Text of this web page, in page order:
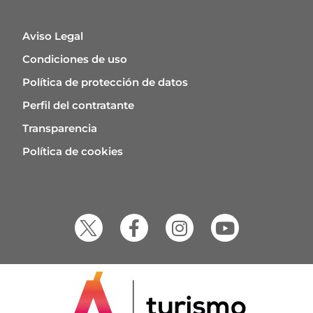
Aviso Legal
Condiciones de uso
Política de protección de datos
Perfil del contratante
Transparencia
Política de cookies